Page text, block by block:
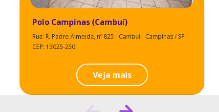
Polo Campinas (Cambuí)
Rua: R. Padre Almeida, nº 825 - Cambuí - Campinas / SP -
CEP: 13025-250
Veja mais